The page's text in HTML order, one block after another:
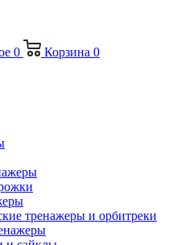
0 Корзина 0
тренажеры и орбитреки